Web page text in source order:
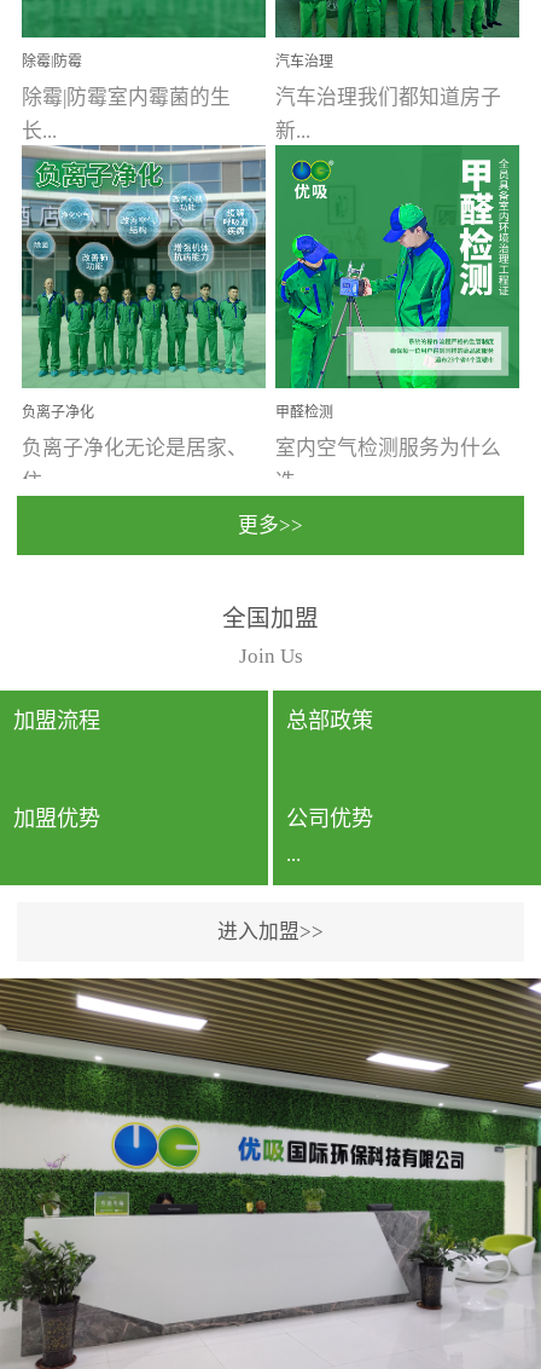
首的室内...
液来说，无...
除霉|防霉
除霉|防霉室内霉菌的生
长...
受温度、湿度、基质养
分、通风四个条件影响，
温暖潮湿、营养物质多、
通风缓慢的空间最易滋生
大量霉菌的...
汽车治理
汽车治理我们都知道房子
新...
装修完会有甲醛，其实汽
车的甲醛超标问题更为严
重。汽车的空间范围小，
配件、皮具、装饰多，这
些都是汽...
负离子净化
负离子净化无论是居家、
住...
动，人类长时间停留的室
内空间都有整体消毒的需
要。因为空间内人流携带
的、空气...
甲醛检测
室内空气检测服务为什么
选...
行国家规定的标准检测方
法，空气采样量准确，检
测结果可靠，远胜于其他
检测...
更多>>
全国加盟
Join Us
加盟流程 总部政策
加盟优势 公司优势
...
专利保护优势、双甲资质
企业（“室内环境净化治理
甲级施工资质”“室内环境
污染治理资质等级证
书”）、拥有多名高级《环
境工程高级工程师》室内
空气治理资格认证的治理
人员、掌握室内空气净化
治理实用技术和五项专利
技术、八项计算机软件著
作权登记证书等。研发实
进入加盟>>